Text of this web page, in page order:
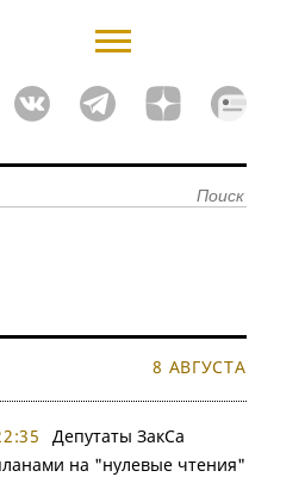
8 АВГУСТА
Депутаты ЗакСа
на "нулевые чтения"